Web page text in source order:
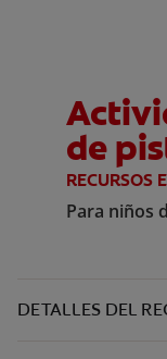
de
RECURSOS
Para niños
DETALLES DEL